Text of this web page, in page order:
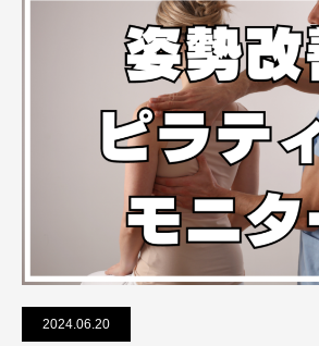
2024.06.20